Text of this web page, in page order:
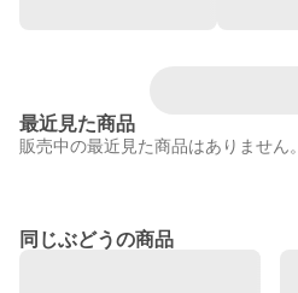
最近見た商品
販売中の最近見た商品はありません。
同じぶどうの商品